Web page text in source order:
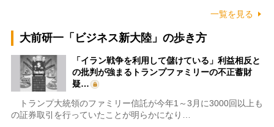
一覧を見る
大前研一「ビジネス新大陸」の歩き方
「イラン戦争を利用して儲けている」利益相反と
の批判が強まるトランプファミリーの不正蓄財
疑…
トランプ大統領のファミリー信託が今年1～3月に3000回以上も
の証券取引を行っていたことが明らかになり…